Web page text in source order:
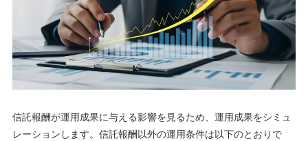
信託報酬が運用成果に与える影響を見るため、運用成果をシミュ
レーションします。信託報酬以外の運用条件は以下のとおりで